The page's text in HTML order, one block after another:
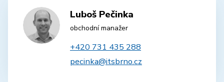
Luboš Pečinka
obchodní manažer
+420 731 435 288
pecinka@itsbrno.cz